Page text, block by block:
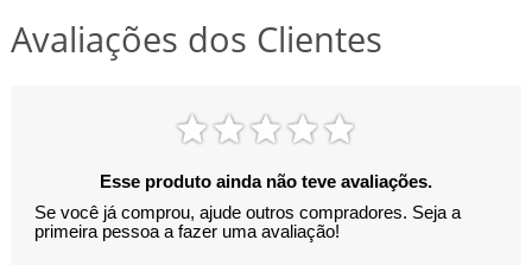
Avaliações dos Clientes
Esse produto ainda não teve avaliações.
Se você já comprou, ajude outros compradores. Seja a
primeira pessoa a fazer uma avaliação!